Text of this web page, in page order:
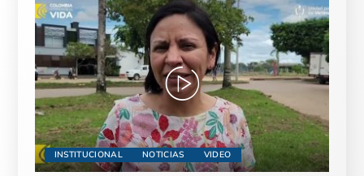
INSTITUCIONAL NOTICIAS VIDEO